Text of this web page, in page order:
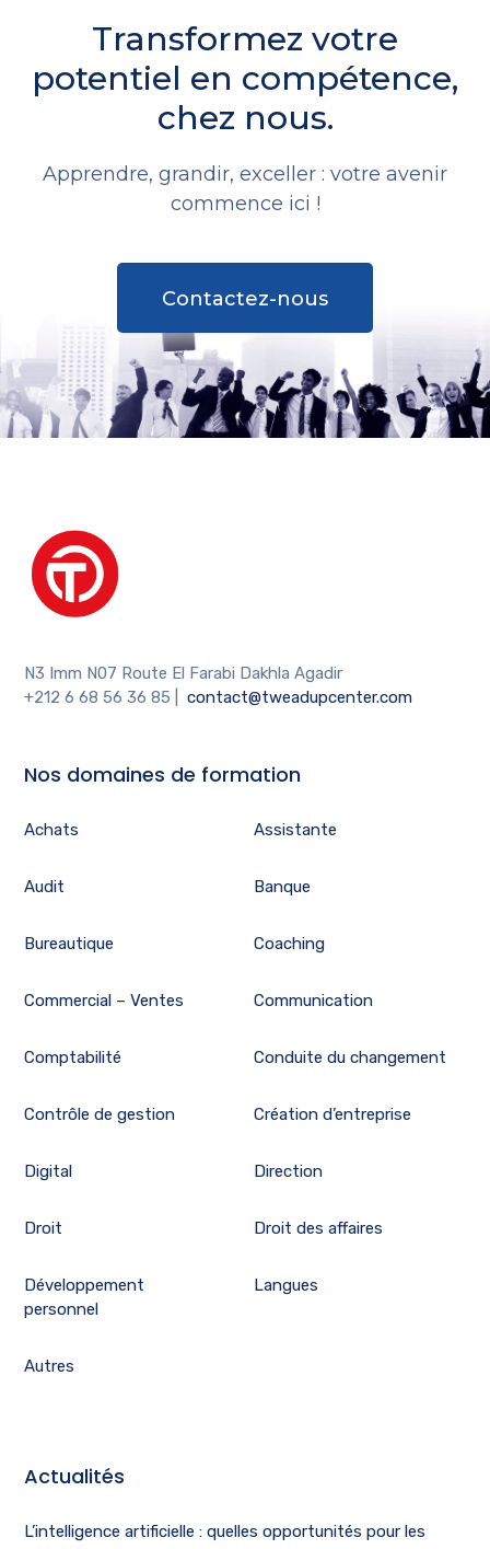
Transformez votre
potentiel en compétence,
chez nous.
Apprendre, grandir, exceller : votre avenir
commence ici !
Contactez-nous
N3 Imm N07 Route El Farabi Dakhla Agadir
+212 6 68 56 36 85
|contact@tweadupcenter.com
Nos domaines de formation
Achats Assistante
Audit Banque
Bureautique Coaching
Commercial – Ventes Communication
Comptabilité Conduite du changement
Contrôle de gestion Création d’entreprise
Digital Direction
Droit Droit des affaires
Développement
personnel
Langues
Autres
Actualités
L’intelligence artificielle : quelles opportunités pour les